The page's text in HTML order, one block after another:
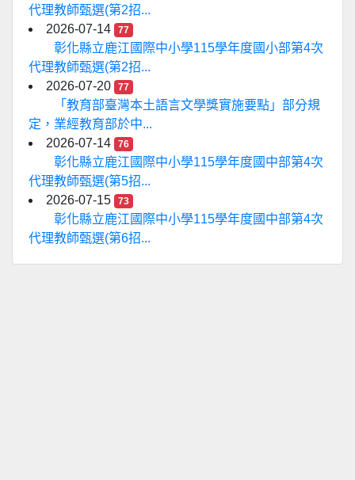
代理教師甄選(第2招...
2026-07-14
77
彰化縣立鹿江國際中小學115學年度國小部第4次
代理教師甄選(第2招...
2026-07-20
77
「教育部臺灣本土語言文學獎實施要點」部分規
定，業經教育部於中...
2026-07-14
76
彰化縣立鹿江國際中小學115學年度國中部第4次
代理教師甄選(第5招...
2026-07-15
73
彰化縣立鹿江國際中小學115學年度國中部第4次
代理教師甄選(第6招...